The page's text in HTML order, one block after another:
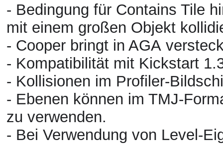
- Bedingung für Contains Tile
mit einem großen Objekt
- Cooper bringt in AGA
- Kompatibilität mit Kickstart
- Kollisionen im Profiler-
- Ebenen können im TMJ-
zu verwenden.
- Bei Verwendung von Level-